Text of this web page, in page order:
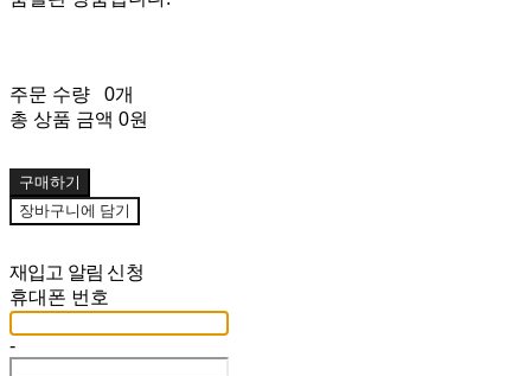
주문 수량
0개
총 상품 금액 0원
구매하기
장바구니에 담기
재입고 알림 신청
휴대폰 번호
-